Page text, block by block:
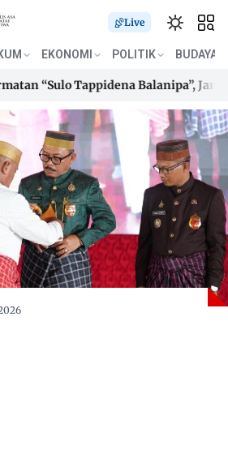
Live
EKONOMI POLITIK BUDAYA
“Sulo Tappidena Balanipa”, Janji
“Sulo Tappidena Balanipa”, Janji